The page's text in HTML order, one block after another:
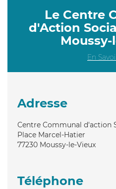
Le Centre
d'Action
En
Adresse
Centre Communal d'action
Place Marcel-Hatier
77230 Moussy-le-Vieux
Téléphone